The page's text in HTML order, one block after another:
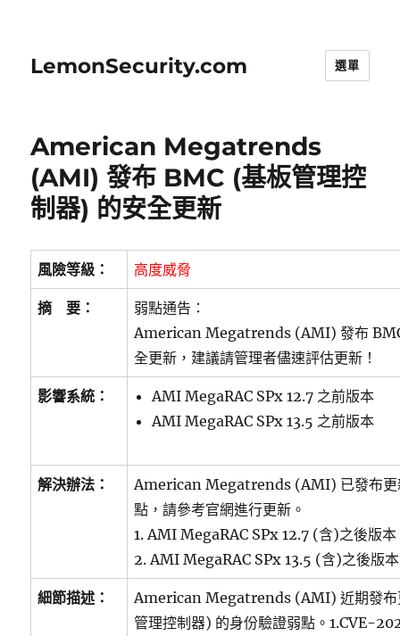
LemonSecurity.com 選單
American Megatrends
(AMI) 發布 BMC (基板管理控
制器) 的安全更新
風險等級： 高度威脅
摘 要：
弱點通告：
American Megatrends (AMI) 發布
全更新，建議請管理者儘速評估更新！
影響系統：
AMI MegaRAC SPx 12.7 之前版本
AMI MegaRAC SPx 13.5 之前版本
解決辦法：
American Megatrends (AMI) 已發布更
點，請參考官網進行更新。
1. AMI MegaRAC SPx 12.7 (含)之後版本
2. AMI MegaRAC SPx 13.5 (含)之後版
細節描述：
American Megatrends (AMI) 近期發布
管理控制器) 的身份驗證弱點。1.CVE-